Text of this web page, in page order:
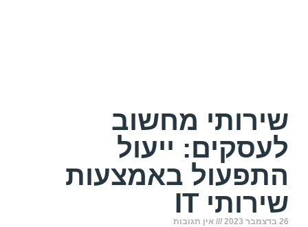
שירותי מחשוב
לעסקים: ייעול
התפעול באמצעות
שירותי IT
26 בדצמבר 2023 אין תגובות